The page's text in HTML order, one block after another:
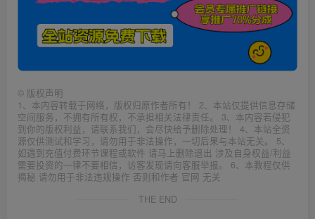
© 版权声明
1、本内容转载于网络，版权归原作者所有！ 2、本站仅提供信息存储
空间服务，不拥有所有权，不承担相关法律责任。 3、本内容若侵犯
到你的版权利益，请联系我们，会尽快给予删除处理！ 4、本站全资
源仅供测试和学习，请勿用于非法操作，一切后果与本站无关。 5、
如遇到充值付费环节课程或软件 请马上删除退出 涉及自身权益/利益
需要投资的一律不要相信，访客发现请向客服举报。 6、本教程仅供
揭秘 请勿用于非法违规操作 否则和作者 官网 无关
THE END